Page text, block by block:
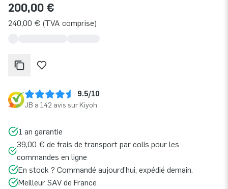
200,00 €
240,00 € (TVA comprise)
9.5/10
JB a 142 avis sur Kiyoh
1 an garantie
39,00 € de frais de transport par colis pour les
commandes en ligne
En stock ? Commandé aujourd’hui, expédié demain.
Meilleur SAV de France